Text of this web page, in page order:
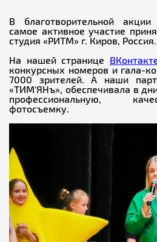
В благотворительной
самое активное участие
студия «РИТМ» г. Киров, Россия.
На нашей странице
конкурсных номеров и гала-
7000 зрителей. А наши
«ТИМ’ЯНъ», обеспечивала в
профессиональную,
фотосъемку.